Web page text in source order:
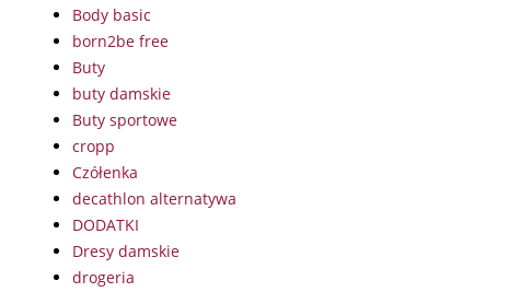
Body basic
born2be free
Buty
buty damskie
Buty sportowe
cropp
Czółenka
decathlon alternatywa
DODATKI
Dresy damskie
drogeria